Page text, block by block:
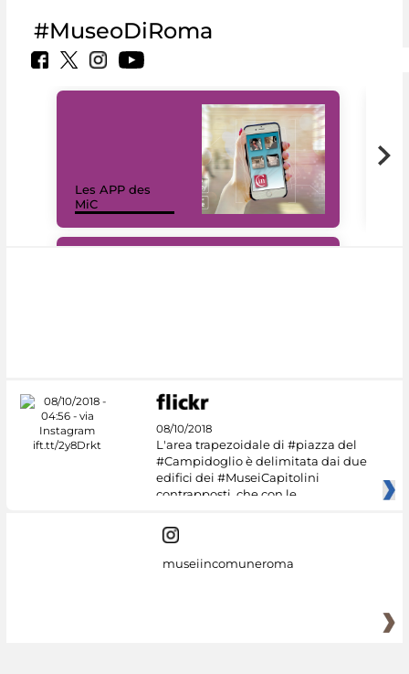
#MuseoDiRoma
Les APP des
MiC
08/10/2018
L'area trapezoidale di #piazza del
#Campidoglio è delimitata dai due
edifici dei #MuseiCapitolini
contrapposti, che con le
museiincomuneroma